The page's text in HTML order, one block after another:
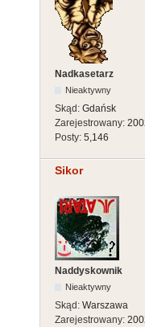
Nadkasetarz
Nieaktywny
Skąd: Gdańsk
Zarejestrowany:
Posty: 5,146
Sikor
Naddyskownik
Nieaktywny
Skąd: Warszawa
Zarejestrowany: